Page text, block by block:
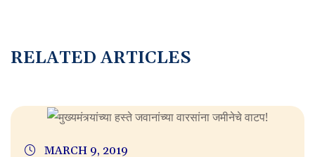
RELATED ARTICLES
MARCH 9, 2019